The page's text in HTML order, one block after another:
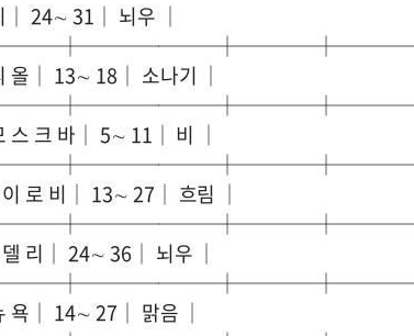
│ 24∼ 31│ 뇌우 │
올│ 13∼ 18│ 소나기 │
스 크 바│ 5∼ 11│ 비 │
로 비│ 13∼ 27│ 흐림 │
리│ 24∼ 36│ 뇌우 │
욕│ 14∼ 27│ 맑음 │